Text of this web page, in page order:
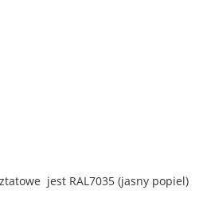
jest RAL7035 (jasny popiel)